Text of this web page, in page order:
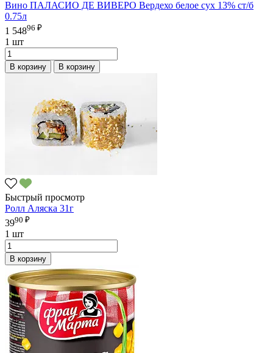
Вино ПАЛАСИО ДЕ ВИВЕРО Вердехо белое сух 13% ст/б
0.75л
1 54896 ₽
1 шт
В корзину В корзину
Быстрый просмотр
Ролл Аляска 31г
3990 ₽
1 шт
В корзину